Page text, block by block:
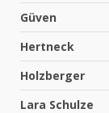
Güven
Hertneck
Holzberger
Lara Schulze